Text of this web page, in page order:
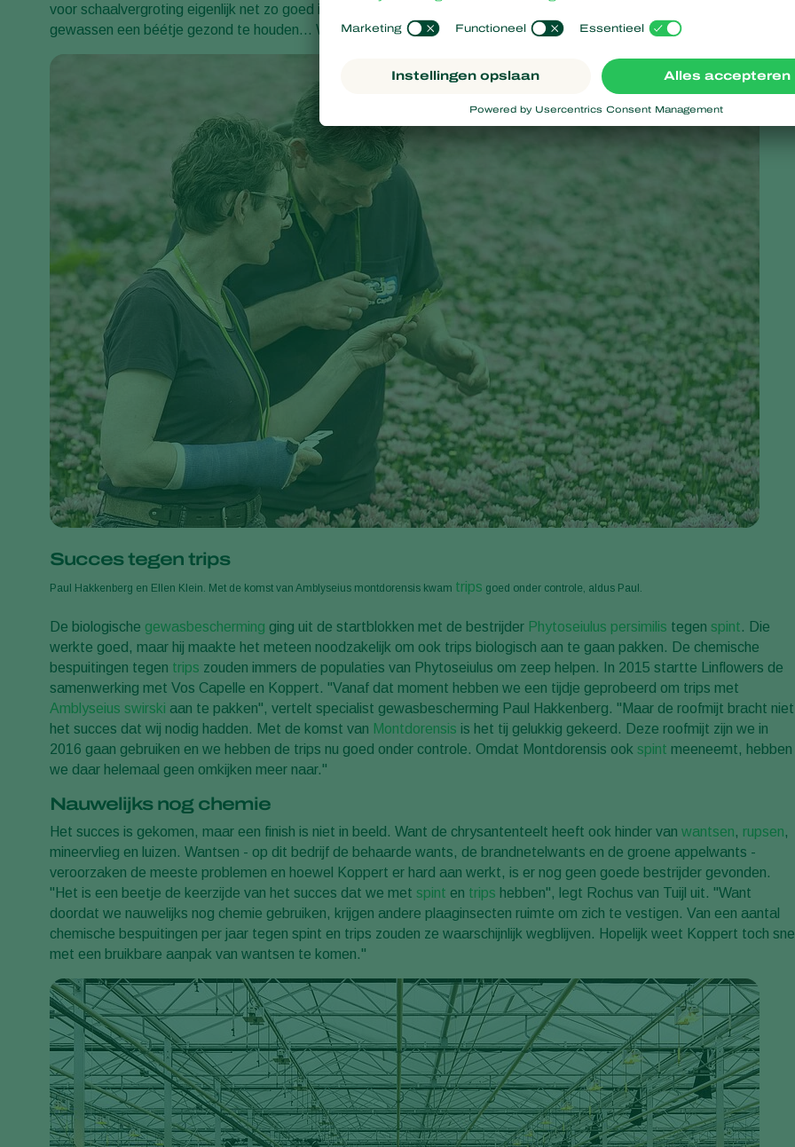
voor schaalvergroting eigenlijk net zo goed in de ijskast konden zetten. Als je heel veel moeite moet doen om je
gewassen een béétje gezond te houden... Wie wil dat nou?"
Succes tegen trips
Paul Hakkenberg en Ellen Klein. Met de komst van Amblyseius montdorensis kwam trips goed onder controle, aldus Paul.
De biologische gewasbescherming ging uit de startblokken met de bestrijder Phytoseiulus persimilis tegen spint. Die
werkte goed, maar hij maakte het meteen noodzakelijk om ook trips biologisch aan te gaan pakken. De chemische
bespuitingen tegen trips zouden immers de populaties van Phytoseiulus om zeep helpen. In 2015 startte Linflowers de
samenwerking met Vos Capelle en Koppert. "Vanaf dat moment hebben we een tijdje geprobeerd om trips met
Amblyseius swirski aan te pakken", vertelt specialist gewasbescherming Paul Hakkenberg. "Maar de roofmijt bracht niet
het succes dat wij nodig hadden. Met de komst van Montdorensis is het tij gelukkig gekeerd. Deze roofmijt zijn we in
2016 gaan gebruiken en we hebben de trips nu goed onder controle. Omdat Montdorensis ook spint meeneemt, hebben
we daar helemaal geen omkijken meer naar."
Nauwelijks nog chemie
Het succes is gekomen, maar een finish is niet in beeld. Want de chrysantenteelt heeft ook hinder van wantsen, rupsen,
mineervlieg en luizen. Wantsen - op dit bedrijf de behaarde wants, de brandnetelwants en de groene appelwants -
veroorzaken de meeste problemen en hoewel Koppert er hard aan werkt, is er nog geen goede bestrijder gevonden.
"Het is een beetje de keerzijde van het succes dat we met spint en trips hebben", legt Rochus van Tuijl uit. "Want
doordat we nauwelijks nog chemie gebruiken, krijgen andere plaaginsecten ruimte om zich te vestigen. Van een aantal
chemische bespuitingen per jaar tegen spint en trips zouden ze waarschijnlijk wegblijven. Hopelijk weet Koppert toch
met een bruikbare aanpak van wantsen te komen."